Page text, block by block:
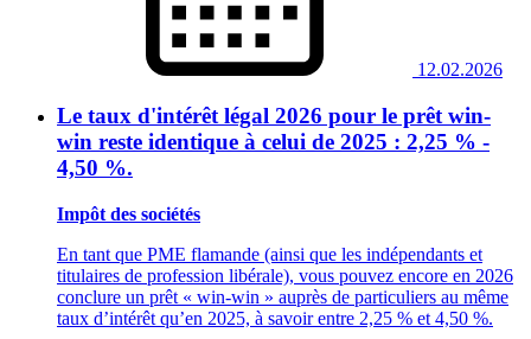
12.02.2026
Le taux d'intérêt légal 2026 pour le prêt win-
win reste identique à celui de 2025 : 2,25 % -
4,50 %.
Impôt des sociétés
En tant que PME flamande (ainsi que les indépendants et
titulaires de profession libérale), vous pouvez encore en 2026
conclure un prêt « win-win » auprès de particuliers au même
taux d’intérêt qu’en 2025, à savoir entre 2,25 % et 4,50 %.